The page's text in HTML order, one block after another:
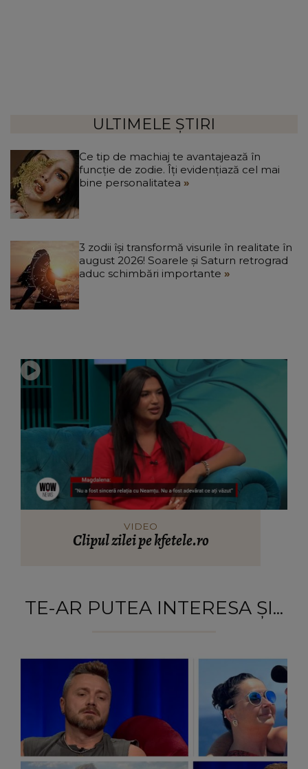
ULTIMELE ȘTIRI
Ce tip de machiaj te avantajează în
funcție de zodie. Îți evidențiază cel mai
bine personalitatea
3 zodii își transformă visurile în realitate în
august 2026! Soarele și Saturn retrograd
aduc schimbări importante
VIDEO
Clipul zilei pe kfetele.ro
TE-AR PUTEA INTERESA ȘI...